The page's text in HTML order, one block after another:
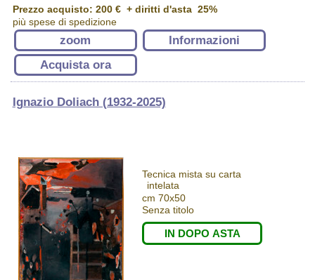
Prezzo acquisto: 200 €+ diritti d'asta 25%
più spese di spedizione
zoom
Informazioni
Acquista ora
Ignazio Doliach (1932-2025)
Tecnica mista su carta
intelata
cm 70x50
Senza titolo
IN DOPO ASTA